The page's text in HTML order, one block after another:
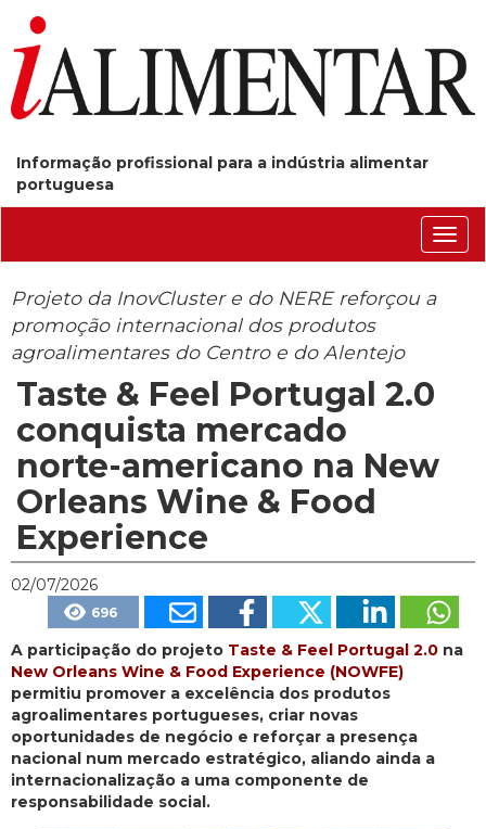
Informação profissional para a indústria alimentar
portuguesa
Projeto da InovCluster e do NERE reforçou a
promoção internacional dos produtos
agroalimentares do Centro e do Alentejo
Taste & Feel Portugal 2.0
conquista mercado
norte-americano na New
Orleans Wine & Food
Experience
02/07/2026
696
A participação do projeto Taste & Feel Portugal 2.0 na
New Orleans Wine & Food Experience (NOWFE)
permitiu promover a excelência dos produtos
agroalimentares portugueses, criar novas
oportunidades de negócio e reforçar a presença
nacional num mercado estratégico, aliando ainda a
internacionalização a uma componente de
responsabilidade social.